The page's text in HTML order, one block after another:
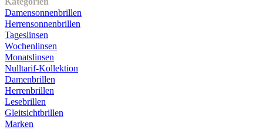
Damensonnenbrillen
Herrensonnenbrillen
Tageslinsen
Wochenlinsen
Monatslinsen
Nulltarif-Kollektion
Damenbrillen
Herrenbrillen
Lesebrillen
Gleitsichtbrillen
Marken